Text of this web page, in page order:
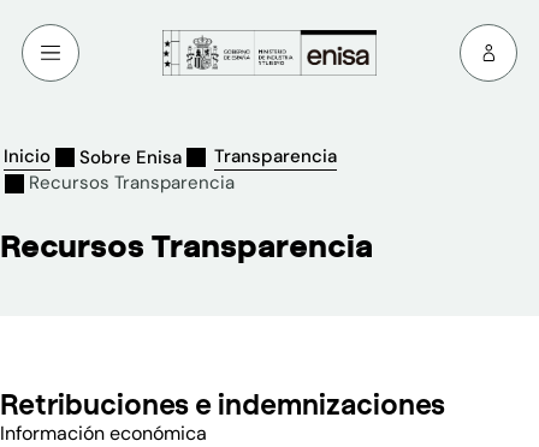
Inicio Sobre Enisa
Transparencia
Recursos Transparencia
Recursos Transparencia
Retribuciones e indemnizaciones
Información económica